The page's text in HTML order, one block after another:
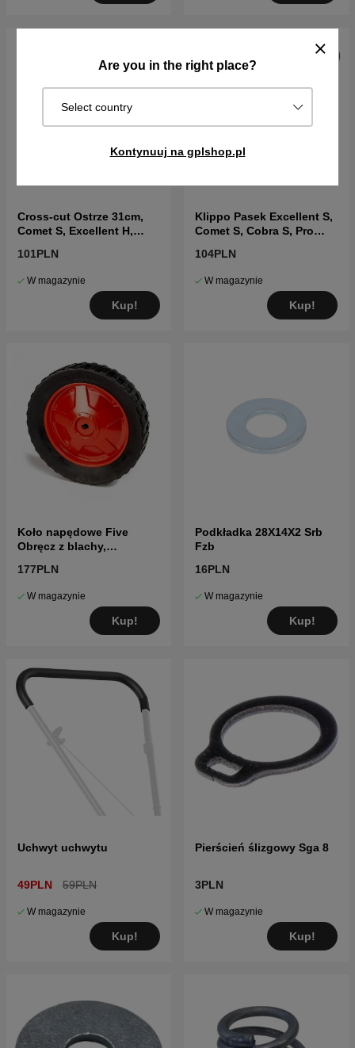
Are you in the right place?
Select country
Kontynuuj na gplshop.pl
Cross-cut Ostrze 31cm,
Comet S, Excellent H,
101PLN
W magazynie
Kup!
Klippo Pasek Excellent S,
Comet S, Cobra S, Pro
104PLN
W magazynie
Kup!
Koło napędowe Five
Obręcz z blachy,
177PLN
W magazynie
Kup!
Podkładka 28X14X2 Srb
Fzb
16PLN
W magazynie
Kup!
Uchwyt uchwytu
49PLN 59PLN
W magazynie
Kup!
Pierścień ślizgowy Sga 8
3PLN
W magazynie
Kup!